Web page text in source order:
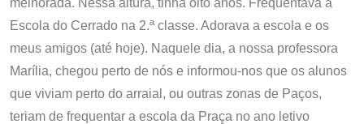
Escola do Cerrado na 2.ª classe. Adorava a escola e os
meus amigos (até hoje). Naquele dia, a nossa professora
Marília, chegou perto de nós e informou-nos que os alunos
que viviam perto do arraial, ou outras zonas de Paços,
teriam de frequentar a escola da Praça no ano letivo